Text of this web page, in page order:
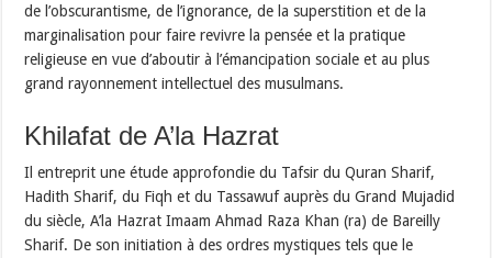
de l’obscurantisme, de l’ignorance, de la superstition et de la
marginalisation pour faire revivre la pensée et la pratique
religieuse en vue d’aboutir à l’émancipation sociale et au plus
grand rayonnement intellectuel des musulmans.
Khilafat de A’la Hazrat
Il entreprit une étude approfondie du Tafsir du Quran Sharif,
Hadith Sharif, du Fiqh et du Tassawuf auprès du Grand Mujadid
du siècle, A’la Hazrat Imaam Ahmad Raza Khan (ra) de Bareilly
Sharif. De son initiation à des ordres mystiques tels que le